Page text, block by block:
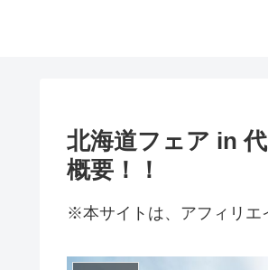
北海道フェア in
概要！！
※本サイトは、アフィリエ